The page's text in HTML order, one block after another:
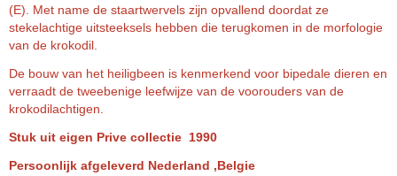
(E). Met name de staartwervels zijn opvallend doordat ze
stekelachtige uitsteeksels hebben die terugkomen in de morfologie
van de krokodil.
De bouw van het heiligbeen is kenmerkend voor bipedale dieren en
verraadt de tweebenige leefwijze van de voorouders van de
krokodilachtigen.
Stuk uit eigen Prive collectie 1990
Persoonlijk afgeleverd Nederland ,Belgie